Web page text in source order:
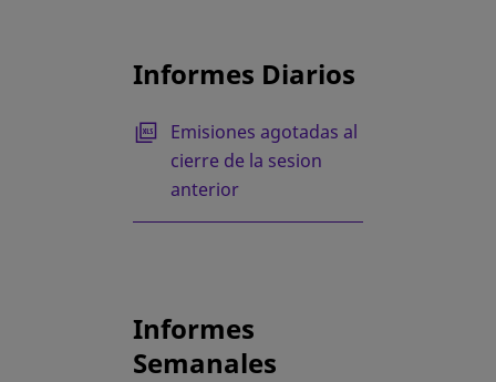
Informes Diarios
Emisiones agotadas al
cierre de la sesion
anterior
Informes
Semanales